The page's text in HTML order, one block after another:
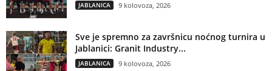
JABLANICA 9 kolovoza, 2026
Sve je spremno za završnicu noćnog turnira u
Jablanici: Granit Industry...
JABLANICA 9 kolovoza, 2026